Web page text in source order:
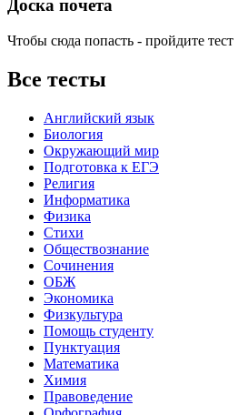
Доска почета
Чтобы сюда попасть - пройдите тест
Все тесты
Английский язык
Биология
Окружающий мир
Подготовка к ЕГЭ
Религия
Информатика
Физика
Стихи
Обществознание
Сочинения
ОБЖ
Экономика
Физкультура
Помощь студенту
Пунктуация
Математика
Химия
Правоведение